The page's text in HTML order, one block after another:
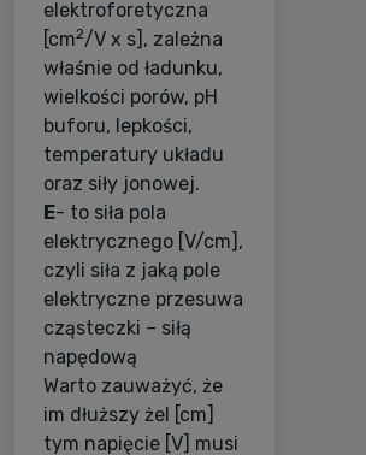
elektroforetyczna
[cm2/V x s], zależna
właśnie od ładunku,
wielkości porów, pH
buforu, lepkości,
temperatury układu
oraz siły jonowej.
E- to siła pola
elektrycznego [V/cm],
czyli siła z jaką pole
elektryczne przesuwa
cząsteczki – siłą
napędową
Warto zauważyć, że
im dłuższy żel [cm]
tym napięcie [V] musi